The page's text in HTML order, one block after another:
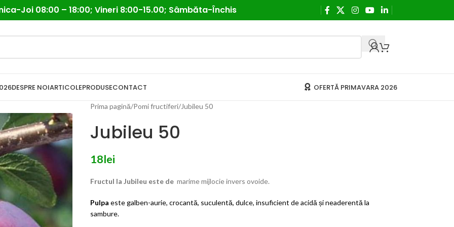
Joi 08:00 – 18:00; Vineri 8:00-15.00; Sâmbăta-Închis
DESPRE NOIARTICOLEPRODUSECONTACT OFERTĂ PRIMAVARA 2026
Prima pagină Pomi fructiferi Jubileu 50
Jubileu 50
18lei
Fructul la Jubileu este de marime mijlocie invers ovoide.
Pulpa este galben-aurie, crocantă, suculentă, dulce, insuficient de acidă și neaderentă la
sambure.